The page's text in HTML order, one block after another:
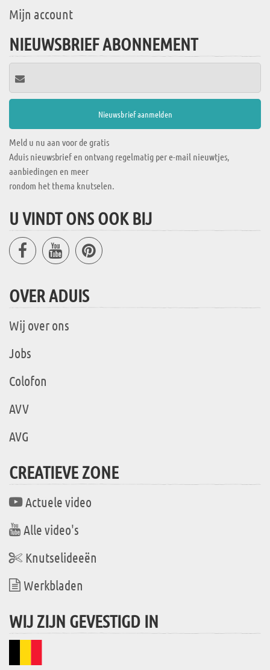
Mijn account
NIEUWSBRIEF ABONNEMENT
Meld u nu aan voor de gratis
Aduis nieuwsbrief en ontvang regelmatig per e-mail nieuwtjes,
aanbiedingen en meer
rondom het thema knutselen.
U VINDT ONS OOK BIJ
OVER ADUIS
Wij over ons
Jobs
Colofon
AVV
AVG
CREATIEVE ZONE
Actuele video
Alle video's
Knutselideeën
Werkbladen
WIJ ZIJN GEVESTIGD IN